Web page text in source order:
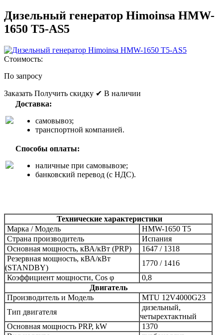
Дизельный генератор Himoinsa HМW-
1650 T5-AS5
Стоимость:
По запросу
Заказать Получить скидку ✔ В наличии
Доставка:
самовывоз;
транспортной компанией.
Способы оплаты:
наличные при самовывозе;
банковский перевод (с НДС).
Технические характеристики
Марка /Модель
HМW-1650 T5
Страна производитель
Испания
Основная мощность, кВА/кВт (PRP)
1647 / 1318
Резервная мощность, кВА/кВт
(STANDBY)
1770 / 1416
Коэффициент мощности, Сos φ
0,8
Двигатель
Производитель и Модель MTU 12V4000G23
Тип двигателя
дизельный,
четырехтактный
Основная мощность PRP, kW
1370